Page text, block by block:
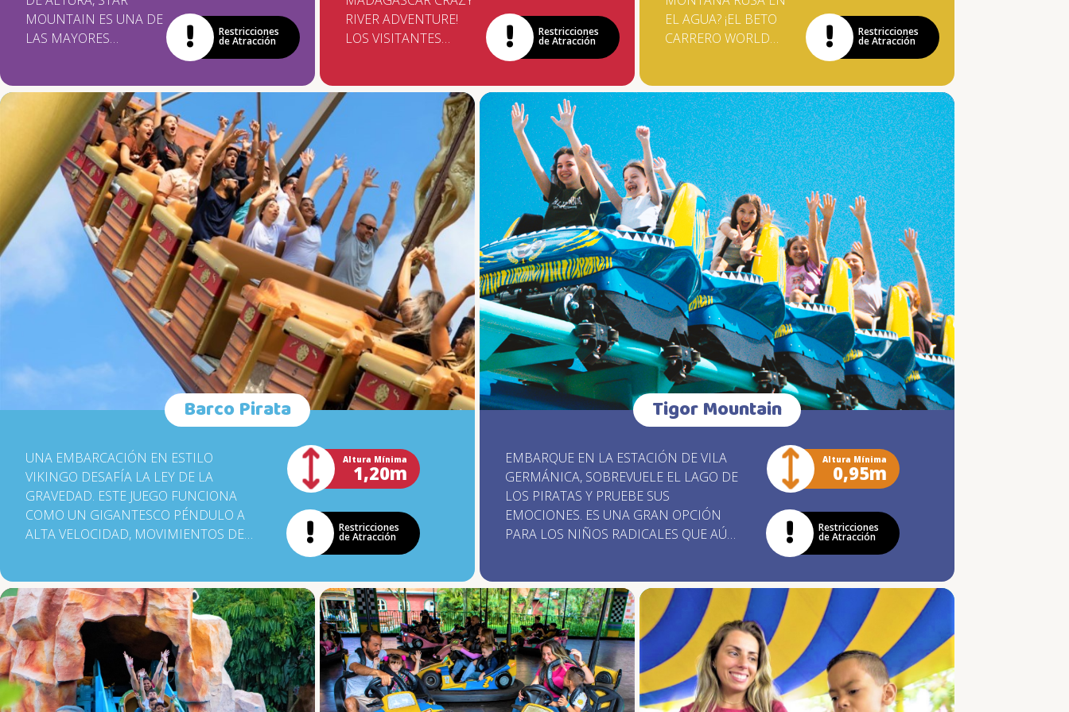
MOUNTAIN ES UNA DE
LAS MAYORES
EL RECORRIDO, USTED
ENFRENTA DOS BUCLE
DE MUCHA
ADRENALINA Y
EMOCIÓN!
Restricciones
de Atracción
RIVER ADVENTURE!
LOS VISITANTES
MIENTRAS INTENTAN
ESCAPAR DE UNA
AVALANCHA. LAS
CORREDERAS
GARANTIZARÁN
MUCHA DIVERSIÓN Y
RISAS, MIENTRAS LOS
BOTES GIRAN FUERA
DE CONTROL.
Restricciones
de Atracción
EL AGUA? ¡EL BETO
CARRERO WORLD
EN EL TCHIBUM LOS
CARRITOS SON
SUSTITUIDOS POR
BARQUITOS Y LOS
VISITANTES PASEAN A
15 METROS DE
ALTURA HASTA CAER A
80 KM / H EN UN
TANQUE DE AGUA.
Restricciones
de Atracción
Barco Pirata
UNA EMBARCACIÓN EN ESTILO
VIKINGO DESAFÍA LA LEY DE LA
GRAVEDAD. ESTE JUEGO FUNCIONA
COMO UN GIGANTESCO PÉNDULO A
ALTA VELOCIDAD, MOVIMIENTOS DE
CONSTRUIDO POR UNA EMPRESA
ALEMANA, EL BARCO ALCANZA HASTA
12M DE ALTURA, EMOCIÓN Y ALEGRÍA
GARANTIZADA PARA LOS 60
PASAJEROS.
Altura Mínima
1,20m
Restricciones
de Atracción
Tigor Mountain
EMBARQUE EN LA ESTACIÓN DE VILA
GERMÁNICA, SOBREVUELE EL LAGO DE
LOS PIRATAS Y PRUEBE SUS
EMOCIONES. ES UNA GRAN OPCIÓN
PARA LOS NIÑOS RADICALES QUE AÚN
MEDIO KILÓMETRO DE SUBIDAS,
BAJADAS Y CURVAS LLENAS DE
ADRENALINA, A 15 METROS DE
ALTURA, CAMINANDO A CASI 50 KM /
H.
Altura Mínima
0,95m
Restricciones
de Atracción